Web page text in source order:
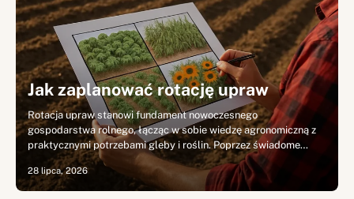
Jak zaplanować rotację upraw
Rotacja upraw stanowi fundament nowoczesnego
gospodarstwa rolnego, łącząc w sobie wiedzę agronomiczną z
praktycznymi potrzebami gleby i roślin. Poprzez świadome…
28 lipca, 2026